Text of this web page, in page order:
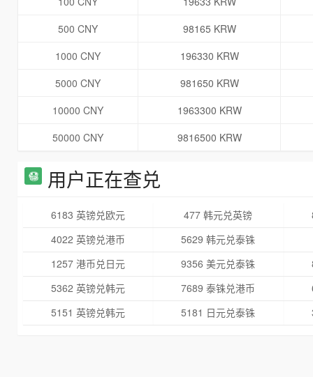
500 CNY
98165 KRW
1000 CNY
196330 KRW
5000 CNY
981650 KRW
10000 CNY
1963300 KRW
50000 CNY
9816500 KRW
用户正在查兑
6183 英镑兑欧元 477 韩元兑英镑
4022 英镑兑港币
5629 韩元兑泰铢
1257 港币兑日元
9356 美元兑泰铢
5362 英镑兑韩元
7689 泰铢兑港币
5151 英镑兑韩元
5181 日元兑泰铢